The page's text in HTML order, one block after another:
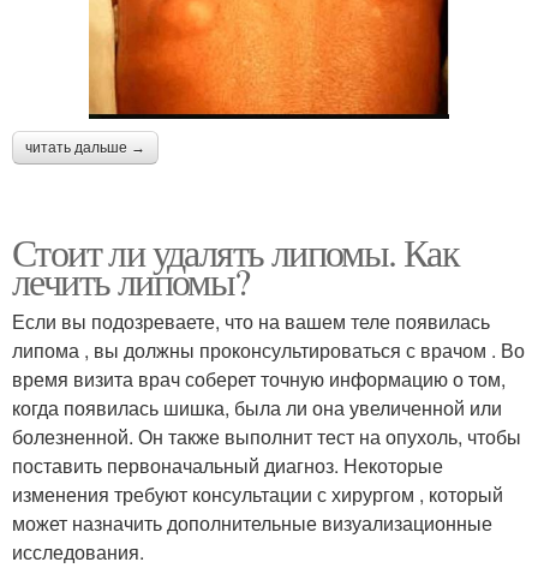
читать дальше →
Стоит ли удалять липомы. Как
лечить липомы?
Если вы подозреваете, что на вашем теле появилась
липома , вы должны проконсультироваться с врачом . Во
время визита врач соберет точную информацию о том,
когда появилась шишка, была ли она увеличенной или
болезненной. Он также выполнит тест на опухоль, чтобы
поставить первоначальный диагноз. Некоторые
изменения требуют консультации с хирургом , который
может назначить дополнительные визуализационные
исследования.